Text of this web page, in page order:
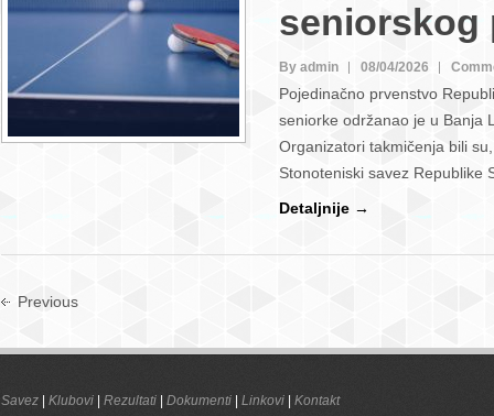
seniorskog
By admin 08/04/2026
Pojedinačno prvenstvo
seniorke održanao je u Banja
Organizatori takmičenja bili
Stonoteniski savez Republike
Detaljnije →
Previous
Savez Klubovi Rezultati Dokumenti Linkovi Kontakt